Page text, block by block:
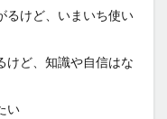
るけど、いまいち使い
けど、知識や自信はな
い